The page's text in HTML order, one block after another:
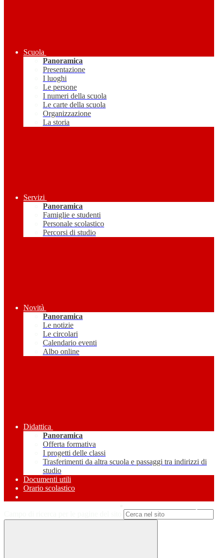
Scuola
Panoramica
Presentazione
I luoghi
Le persone
I numeri della scuola
Le carte della scuola
Organizzazione
La storia
Servizi
Panoramica
Famiglie e studenti
Personale scolastico
Percorsi di studio
Novità
Panoramica
Le notizie
Le circolari
Calendario eventi
Albo online
Didattica
Panoramica
Offerta formativa
I progetti delle classi
Trasferimenti da altra scuola e passaggi tra indirizzi di
studio
Documenti utili
Orario scolastico